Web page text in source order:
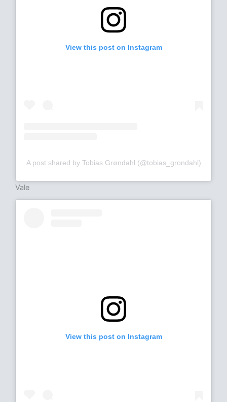
View this post on Instagram
A post shared by Tobias Grøndahl (@tobias_grondahl)
Vale
View this post on Instagram